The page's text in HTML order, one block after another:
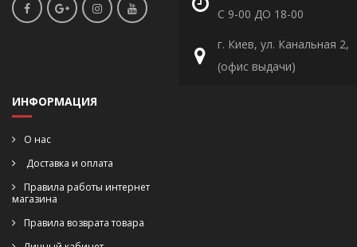
С 9-00 ДО 18-00
г. Киев, ул. Канальная 2,
(офис выдачи)
ИНФОРМАЦИЯ
О нас
Доставка и оплата
Правила работы интернет
магазина
Правила возврата товара